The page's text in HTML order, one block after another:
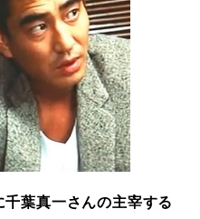
千葉真一さんの主宰する